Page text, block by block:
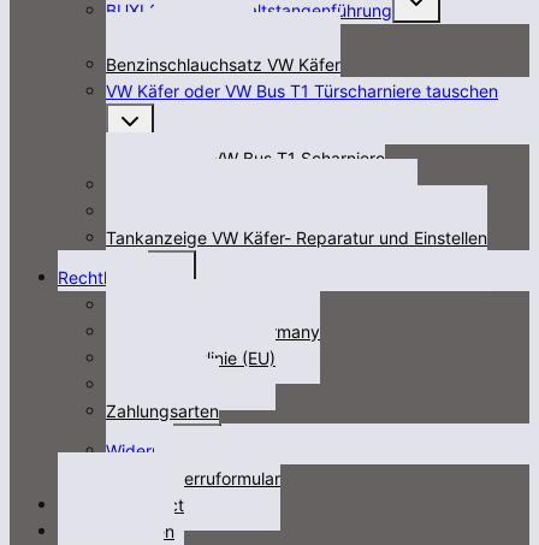
BUXI 2-teilige Schaltstangenführung
Benzinschlauchsatz VW Käfer
VW Käfer oder VW Bus T1 Türscharniere tauschen
Untermenü
öffnen
Details VW Bus T1 Scharniere
Tankanzeige VW Käfer- Reparatur und Einstellen
Rechtliches
öffnen
Fracht/freight not Germany
Cookie-Richtlinie (EU)
Zahlungsarten
Widerruf
Widerruformular
Kontakt/contact
Videos/Medien